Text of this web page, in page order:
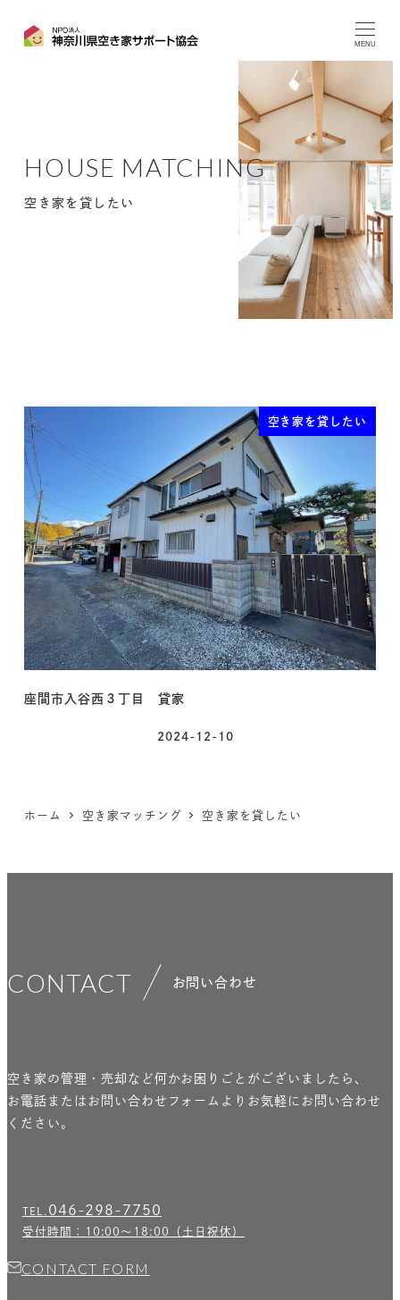
MENU
空き家を貸したい
空き家を貸したい
座間市入谷西３丁目 貸家
2024-12-10
ホーム 空き家マッチング 空き家を貸したい
CONTACT お問い合わせ
空き家の管理・売却など何かお困りごとがございましたら、
お電話またはお問い合わせフォームよりお気軽にお問い合わせ
ください。
TEL. 046-298-7750
受付時間：10:00〜18:00（土日祝休）
CONTACT FORM